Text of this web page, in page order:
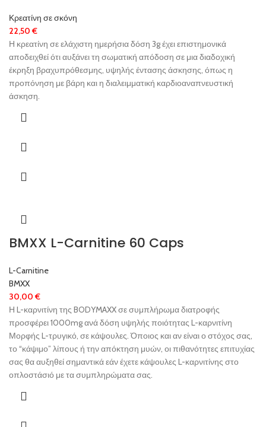
Κρεατίνη σε σκόνη
22,50€
Η κρεατίνη σε ελάχιστη ημερήσια δόση 3g έχει επιστημονικά
αποδειχθεί ότι αυξάνει τη σωματική απόδοση σε μια διαδοχική
έκρηξη βραχυπρόθεσμης, υψηλής έντασης άσκησης, όπως η
προπόνηση με βάρη και η διαλειμματική καρδιοαναπνευστική
άσκηση.
BMXX L-Carnitine 60 Caps
L-Carnitine
BMXX
30,00€
Η L-καρνιτίνη της BODYMAXX σε συμπλήρωμα διατροφής
προσφέρει 1000mg ανά δόση υψηλής ποιότητας L-καρνιτίνη
Μορφής L-τρυγικό, σε κάψουλες. Όποιος και αν είναι ο στόχος σας,
το “κάψιμο” λίπους ή την απόκτηση μυών, οι πιθανότητες επιτυχίας
σας θα αυξηθεί σημαντικά εάν έχετε κάψουλες L-καρνιτίνης στο
οπλοστάσιό με τα συμπληρώματα σας.